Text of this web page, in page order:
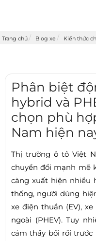
Trang chủ Blog xe Kiến thức
Phân biệt
hybrid và
chọn phù
Nam hiện
Thị trường ô tô Việt
chuyển đổi mạnh mẽ
càng xuất hiện nhiều
thống, người dùng
xe điện thuần (EV),
ngoài (PHEV). Tuy
cảm thấy bối rối trước